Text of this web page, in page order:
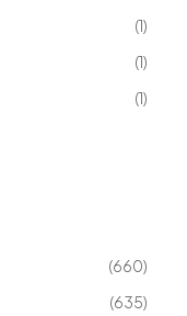
(1)
(1)
(1)
(660)
(635)